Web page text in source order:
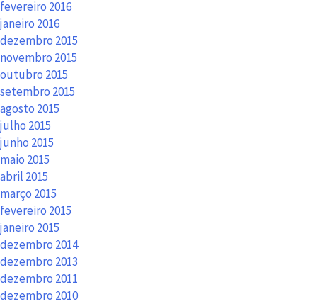
fevereiro 2016
janeiro 2016
dezembro 2015
novembro 2015
outubro 2015
setembro 2015
agosto 2015
julho 2015
junho 2015
maio 2015
abril 2015
março 2015
fevereiro 2015
janeiro 2015
dezembro 2014
dezembro 2013
dezembro 2011
dezembro 2010